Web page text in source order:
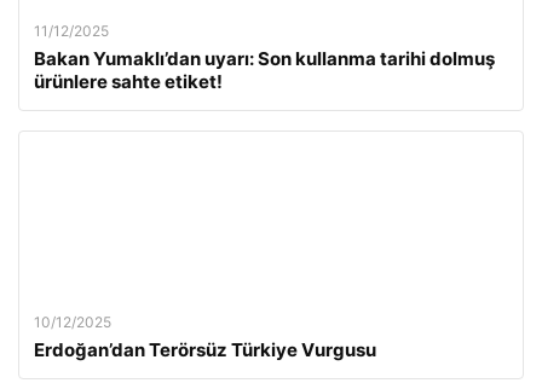
11/12/2025
Bakan Yumaklı’dan uyarı: Son kullanma tarihi dolmuş
ürünlere sahte etiket!
10/12/2025
Erdoğan’dan Terörsüz Türkiye Vurgusu